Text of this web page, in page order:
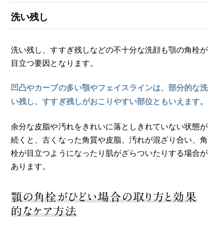
洗い残し
洗い残し、すすぎ残しなどの不十分な洗顔も顎の角栓が
目立つ要因となります。
凹凸やカーブの多い顎やフェイスラインは、部分的な洗
い残し、すすぎ残しがおこりやすい部位ともいえます。
余分な皮脂や汚れをきれいに落としきれていない状態が
続くと、古くなった角質や皮脂、汚れが混ざり合い、角
栓が目立つようになったり肌がざらついたりする場合が
あります。
顎の角栓がひどい場合の取り方と効果
的なケア方法